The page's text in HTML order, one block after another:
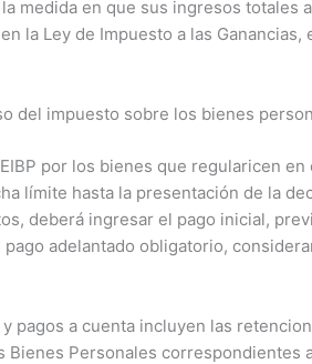
medida en que sus ingresos totales
la Ley de Impuesto a las Ganancias,
del impuesto sobre los bienes
por los bienes que regularicen en
límite hasta la presentación de la
deberá ingresar el pago inicial,
adelantado obligatorio,
pagos a cuenta incluyen las
Bienes Personales correspondientes